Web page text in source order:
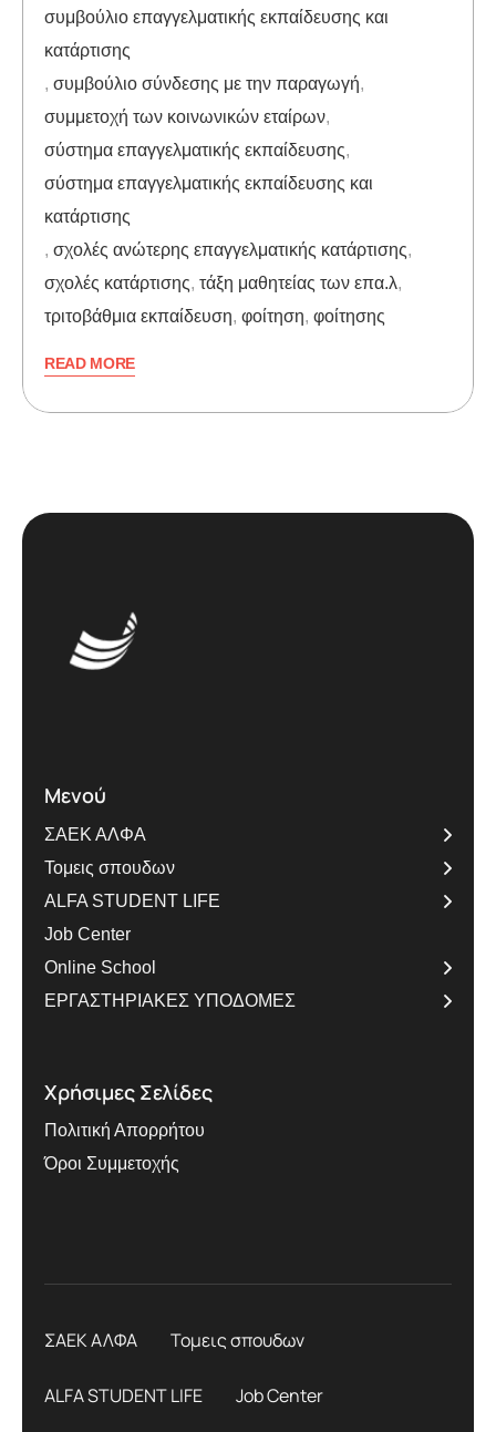
συμβούλιο επαγγελματικής εκπαίδευσης και
κατάρτισης
, συμβούλιο σύνδεσης με την παραγωγή,
συμμετοχή των κοινωνικών εταίρων,
σύστημα επαγγελματικής εκπαίδευσης,
σύστημα επαγγελματικής εκπαίδευσης και
κατάρτισης
, σχολές ανώτερης επαγγελματικής κατάρτισης,
σχολές κατάρτισης, τάξη μαθητείας των επα.λ,
τριτοβάθμια εκπαίδευση, φοίτηση, φοίτησης
READ MORE
Μενού
ΣΑΕΚ ΑΛΦΑ
Τομεις σπουδων
ALFA STUDENT LIFE
Job Center
Online School
ΕΡΓΑΣΤΗΡΙΑΚΕΣ ΥΠΟΔΟΜΕΣ
Χρήσιμες Σελίδες
Πολιτική Απορρήτου
Όροι Συμμετοχής
ΣΑΕΚ ΑΛΦΑ Τομεις σπουδων
ALFA STUDENT LIFE Job Center